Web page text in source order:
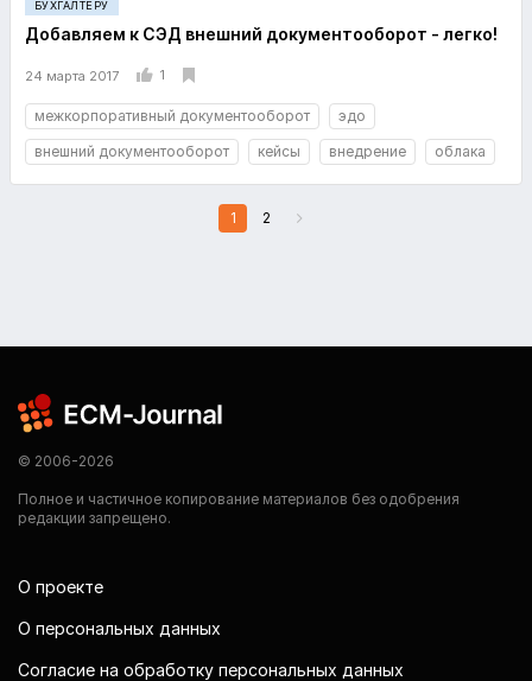
БУХГАЛТЕРУ
Добавляем к СЭД внешний документооборот - легко!
24 марта 2017 1
межкорпоративный документооборот
эдо
внешний документооборот
кейсы внедрение облака
1 2
© 2006-2026
Полное и частичное копирование материалов без одобрения
редакции запрещено.
О проекте
О персональных данных
Согласие на обработку персональных данных